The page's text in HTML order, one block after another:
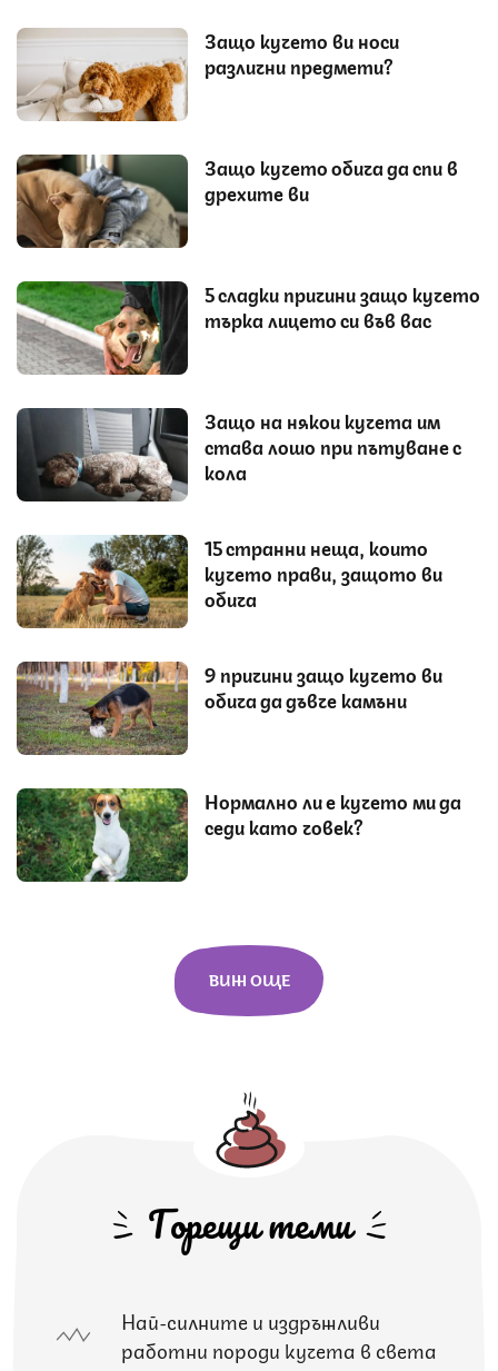
Защо кучето ви носи
различни предмети?
Защо кучето обича да спи в
дрехите ви
5 сладки причини защо кучето
търка лицето си във вас
Защо на някои кучета им
става лошо при пътуване с
кола
15 странни неща, които
кучето прави, защото ви
обича
9 причини защо кучето ви
обича да дъвче камъни
Нормално ли е кучето ми да
седи като човек?
ВИЖ ОЩЕ
Горещи теми
Най-силните и издръжливи
работни породи кучета в света